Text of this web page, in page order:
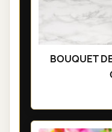
BOUQUET